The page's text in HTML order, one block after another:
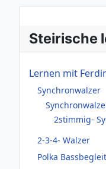
Steirische
Lernen mit
Synchronwalzer
2stimmig-
2-3-4- Walzer
Polka